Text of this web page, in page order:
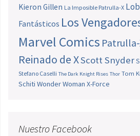
Kieron Gillen La Imposible Patrulla-X
Fantásticos Los
Marvel Comics
Reinado de XScott Snyder
Stefano Caselli The Dark Knight Rises Thor Tom
Schiti Wonder Woman X-Force
Nuestro Facebook